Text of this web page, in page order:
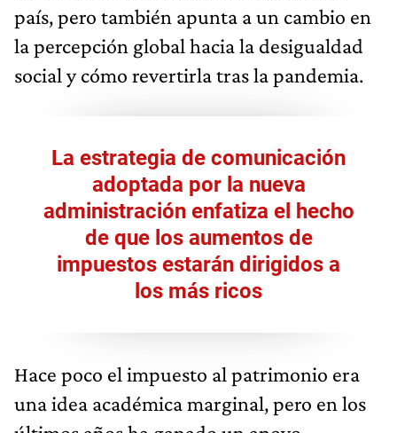
país, pero también apunta a un cambio en
la percepción global hacia la desigualdad
social y cómo revertirla tras la pandemia.
La estrategia de comunicación
adoptada por la nueva
administración enfatiza el hecho
de que los aumentos de
impuestos estarán dirigidos a
los más ricos
Hace poco el impuesto al patrimonio era
una idea académica marginal, pero en los